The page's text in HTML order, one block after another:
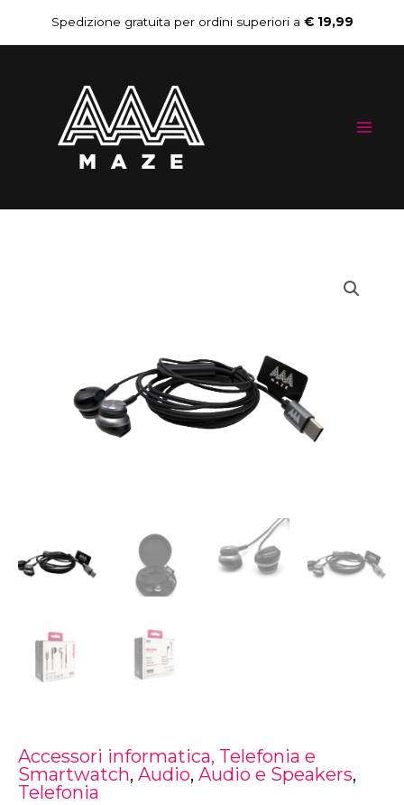
al
contenuto
Spedizione gratuita per ordini superiori a € 19,99
Accessori informatica, Telefonia e
Smartwatch, Audio, Audio e Speakers,
Telefonia
originaleattuale
è:
ODYSSEY
Type-
quantità